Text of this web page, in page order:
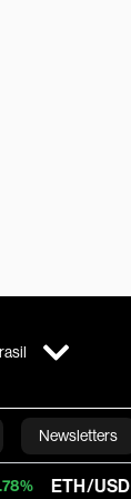
Newsletters
USD 1,915.743